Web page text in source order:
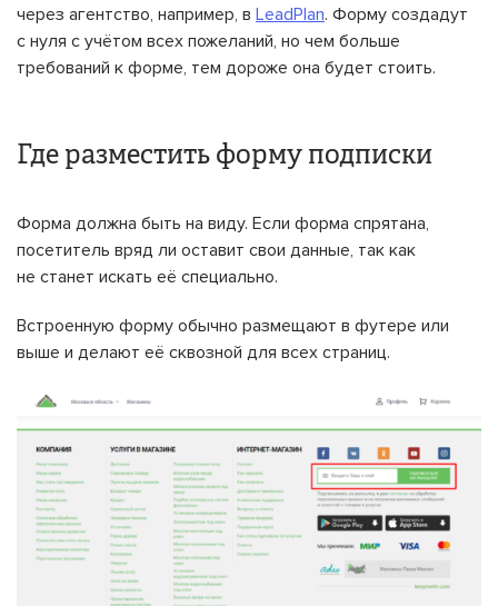
через агентство, например, в LeadPlan. Форму создадут
с нуля с учётом всех пожеланий, но чем больше
требований к форме, тем дороже она будет стоить.
Где разместить форму подписки
Форма должна быть на виду. Если форма спрятана,
посетитель вряд ли оставит свои данные, так как
не станет искать её специально.
Встроенную форму обычно размещают в футере или
выше и делают её сквозной для всех страниц.